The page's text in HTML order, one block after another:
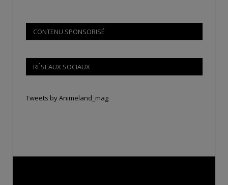
CONTENU SPONSORISÉ
RÉSEAUX SOCIAUX
Tweets by Animeland_mag